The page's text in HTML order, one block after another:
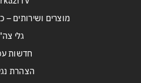
מוצרים ושירותים
גלי
חדשות
הצהרת